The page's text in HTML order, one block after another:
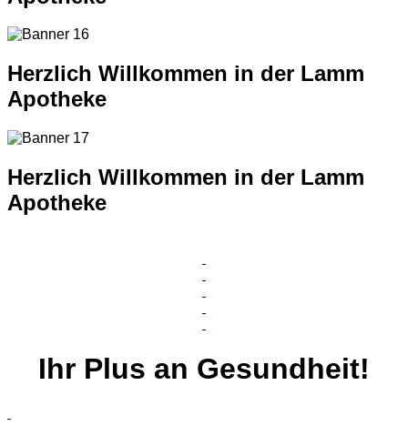
Herzlich Willkommen in der Lamm
Apotheke
Herzlich Willkommen in der Lamm
Apotheke
Ihr Plus an Gesundheit!